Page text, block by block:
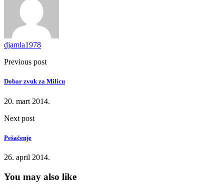
djamla1978
Previous post
Dobar zvuk za Milicu
20. mart 2014.
Next post
Pešačenje
26. april 2014.
You may also like